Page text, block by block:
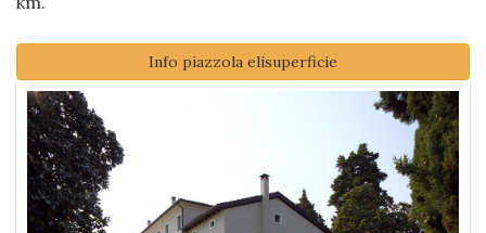
Info piazzola elisuperficie